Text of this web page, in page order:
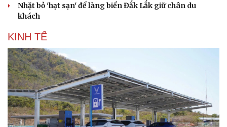
Nhặt bỏ 'hạt sạn' để làng biển Đắk Lắk giữ chân du
khách
KINH TẾ